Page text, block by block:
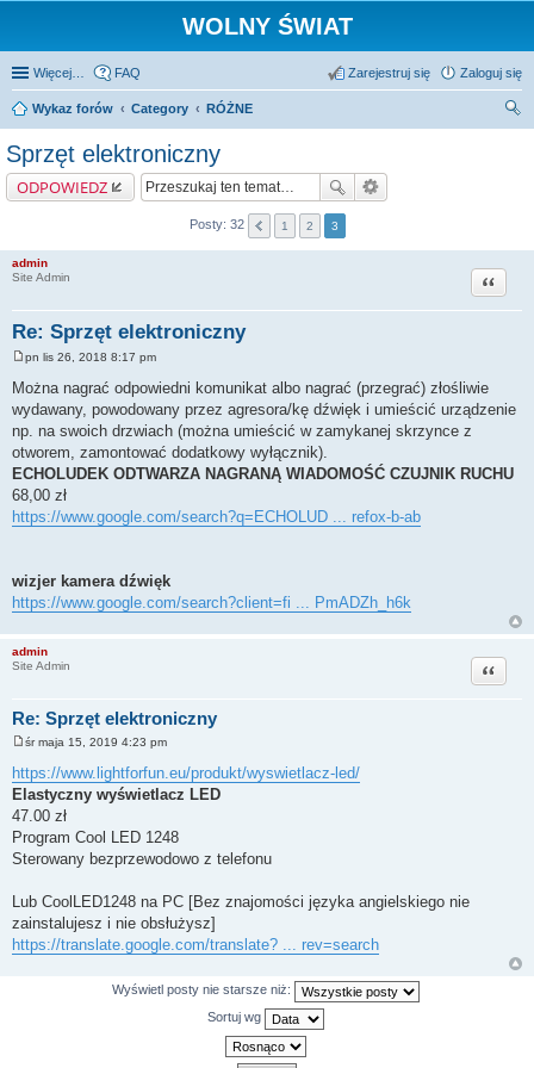
WOLNY ŚWIAT
Więcej… FAQ Zaloguj się
Zarejestruj się
Wykaz forów Category
RÓŻNE
Sprzęt elektroniczny
ODPOWIEDZ
Posty: 32 1 2 3
admin
Site Admin
Re: Sprzęt elektroniczny
Cytuj
P
s
t
pn lis 26, 2018 8:17 pm
Można nagrać odpowiedni komunikat albo nagrać (przegrać) złośliwie
wydawany, powodowany przez agresora/kę dźwięk i umieścić urządzenie
np. na swoich drzwiach (można umieścić w zamykanej skrzynce z
otworem, zamontować dodatkowy wyłącznik).
ECHOLUDEK ODTWARZA NAGRANĄ WIADOMOŚĆ CZUJNIK RUCHU
68,00 zł
https://www.google.com/search?q=ECHOLUD ... refox-b-ab
wizjer kamera dźwięk
https://www.google.com/search?client=fi ... PmADZh_h6k
admin
Site Admin
Re: Sprzęt elektroniczny
Cytuj
o
s
t
śr maja 15, 2019 4:23 pm
https://www.lightforfun.eu/produkt/wyswietlacz-led/
Elastyczny wyświetlacz LED
47.00 zł
Program Cool LED 1248
Sterowany bezprzewodowo z telefonu
Lub CoolLED1248 na PC [Bez znajomości języka angielskiego nie
zainstalujesz i nie obsłużysz]
https://translate.google.com/translate? ... rev=search
Wyświetl posty nie starsze niż:
Sortuj wg